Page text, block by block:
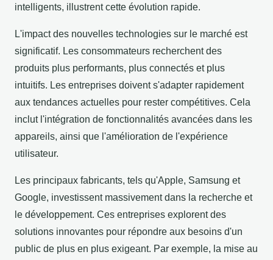
intelligents, illustrent cette évolution rapide.
L'impact des nouvelles technologies sur le marché est
significatif. Les consommateurs recherchent des
produits plus performants, plus connectés et plus
intuitifs. Les entreprises doivent s'adapter rapidement
aux tendances actuelles pour rester compétitives. Cela
inclut l'intégration de fonctionnalités avancées dans les
appareils, ainsi que l'amélioration de l'expérience
utilisateur.
Les principaux fabricants, tels qu'Apple, Samsung et
Google, investissent massivement dans la recherche et
le développement. Ces entreprises explorent des
solutions innovantes pour répondre aux besoins d'un
public de plus en plus exigeant. Par exemple, la mise au